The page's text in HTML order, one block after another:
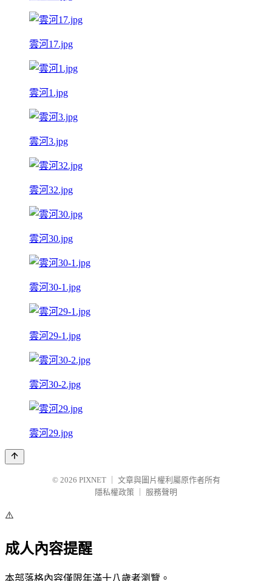
雲河17.jpg
雲河1.jpg
雲河3.jpg
雲河32.jpg
雲河30.jpg
雲河30-1.jpg
雲河29-1.jpg
雲河30-2.jpg
雲河29.jpg
© 2026 PIXNET
文章與圖片權利屬原作者所有
隱私權政策
服務聲明
⚠️
成人內容提醒
本部落格內容僅限年滿十八歲者瀏覽。